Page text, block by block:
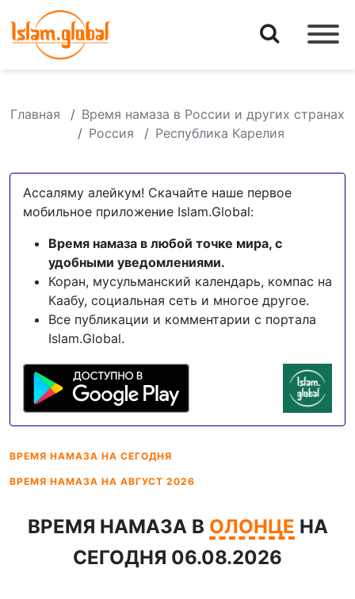
Главная
Время намаза в России и других странах
Россия
Республика Карелия
Ассаляму алейкум! Скачайте наше первое
мобильное приложение Islam.Global:
Время намаза в любой точке мира, с
удобными уведомлениями.
Коран, мусульманский календарь, компас на
Каабу, социальная сеть и многое другое.
Все публикации и комментарии с портала
Islam.Global.
ВРЕМЯ НАМАЗА НА СЕГОДНЯ
ВРЕМЯ НАМАЗА НА АВГУСТ 2026
ВРЕМЯ НАМАЗА В ОЛОНЦЕ НА
СЕГОДНЯ 06.08.2026